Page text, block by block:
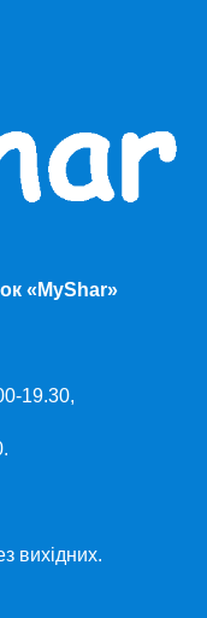
«MyShar»
19.30,
вихідних.